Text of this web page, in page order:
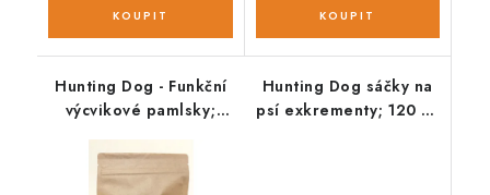
Hunting Dog - Funkční
výcvikové pamlsky;
Hunting Dog sáčky na
psí exkrementy; 120 ks